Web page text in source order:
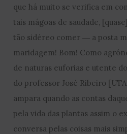
que há muito se verifica em
tais mágoas de saudade,
tão sidéreo comer ― a posta
maridagem! Bom! Como
de naturas euforias e utente
do professor José Ribeiro
ampara quando as contas
pela vida das plantas assim o
conversa pelas coisas mais